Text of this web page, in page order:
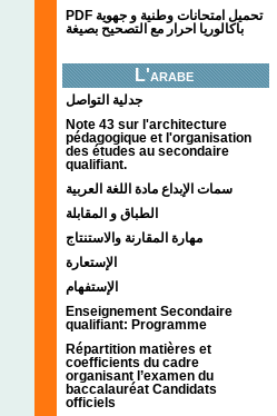
PDF تحميل امتحانات وطنية و جهوية
باكالوريا احرار مع التصحيح بصيغة
L'arabe
جدلية التواصل
Note 43 sur l'architecture
pédagogique et l'organisation
des études au secondaire
qualifiant.
سمات الإبداع مادة اللغة العربية
الطباق و المقابلة
مهارة المقارنة والاستنتاج
الإستعارة
الإستفهام
Enseignement Secondaire
qualifiant: Programme
Répartition matières et
coefficients du cadre
organisant l’examen du
baccalauréat Candidats
officiels